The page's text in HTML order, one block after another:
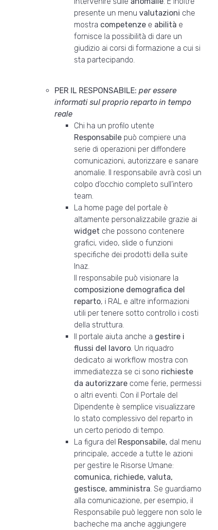
presente un menu valutazioni che
mostra competenze e abilità e
fornisce la possibilità di dare un
giudizio ai corsi di formazione a cui si
sta partecipando.
PER IL RESPONSABILE: per essere
informati sul proprio reparto in tempo
reale
Chi ha un profilo utente
Responsabile può compiere una
serie di operazioni per diffondere
comunicazioni, autorizzare e sanare
anomalie. Il responsabile avrà così un
colpo d’occhio completo sull’intero
team.
La home page del portale è
altamente personalizzabile grazie ai
widget che possono contenere
grafici, video, slide o funzioni
specifiche dei prodotti della suite
Inaz.
Il responsabile può visionare la
composizione demografica del
reparto, i RAL e altre informazioni
utili per tenere sotto controllo i costi
della struttura.
Il portale aiuta anche a gestire i
flussi del lavoro . Un riquadro
dedicato ai workflow mostra con
immediatezza se ci sono richieste
da autorizzare come ferie, permessi
o altri eventi. Con il Portale del
Dipendente è semplice visualizzare
lo stato complessivo del reparto in
un certo periodo di tempo.
La figura del Responsabile, dal menu
principale, accede a tutte le azioni
per gestire le Risorse Umane:
comunica, richiede, valuta,
gestisce, amministra . Se guardiamo
alla comunicazione, per esempio, il
Responsabile può leggere non solo le
bacheche ma anche aggiungere